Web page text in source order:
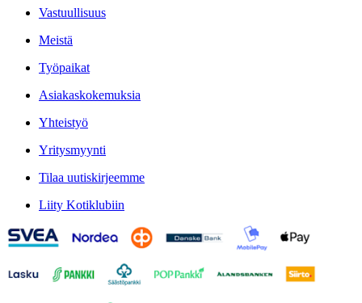
Vastuullisuus
Meistä
Työpaikat
Asiakaskokemuksia
Yhteistyö
Yritysmyynti
Tilaa uutiskirjeemme
Liity Kotiklubiin